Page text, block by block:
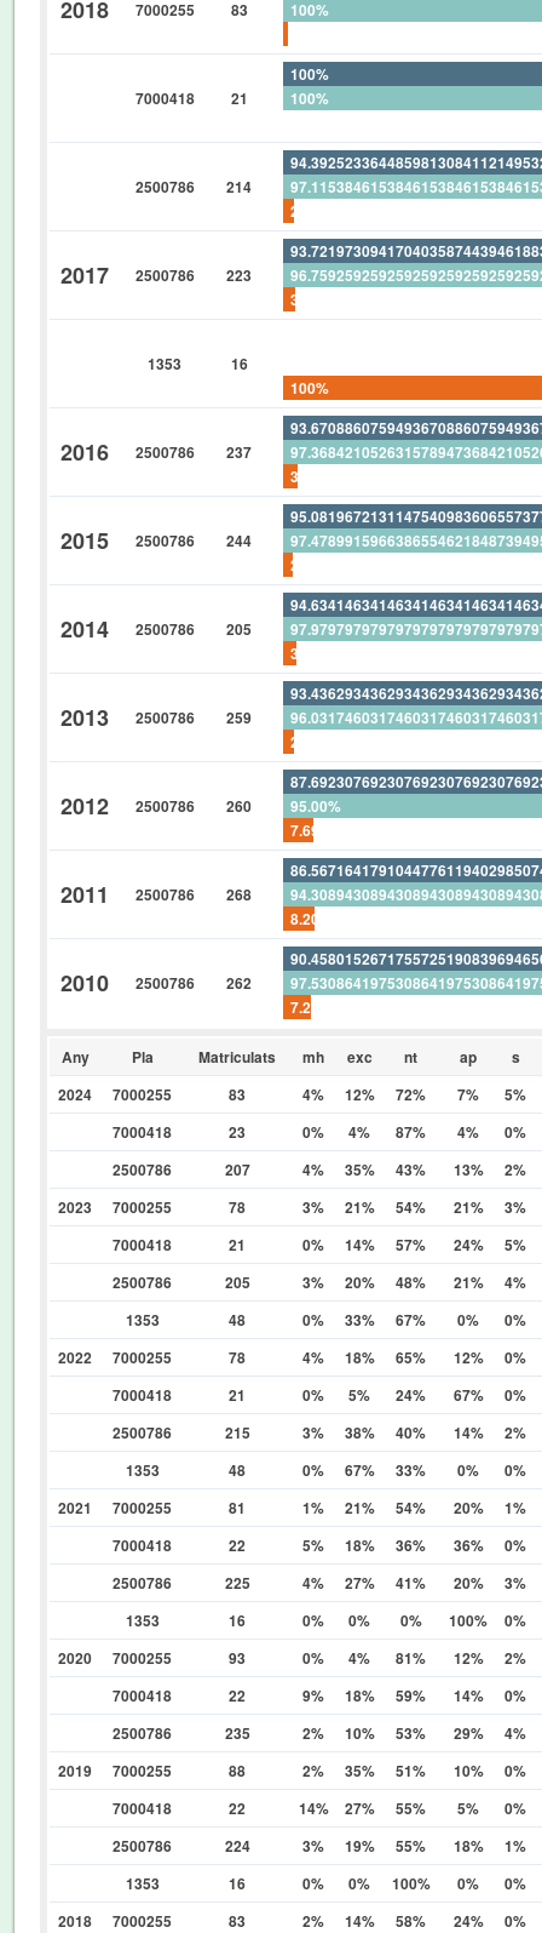
2018 7000255 83
100%
7000418 21
100%
100%
2500786 214
2017 2500786 223
1353 16
100%
2016 2500786 237
2015 2500786 244
2014 2500786 205
2013 2500786 259
2012 2500786 260
95.00%
2011 2500786 268
2010 2500786 262
Any Pla Matriculats mh exc nt ap
s
2024
7000255 83 4% 12% 72% 7%
5%
7000418
23 0% 4% 87% 4%
0%
2500786
207 4% 35% 43% 13%
2%
2023
7000255 78 3% 21% 54% 21%
3%
7000418
21 0% 14% 57% 24%
5%
2500786
205 3% 20% 48% 21%
4%
1353
48 0% 33% 67% 0%
0%
2022
7000255 78 4% 18% 65% 12%
0%
7000418
21 0% 5% 24% 67%
0%
2500786
215 3% 38% 40% 14%
2%
1353
48 0% 67% 33% 0%
0%
2021
7000255 81 1% 21% 54% 20%
1%
7000418
22 5% 18% 36% 36%
0%
2500786
225 4% 27% 41% 20%
3%
1353
16 0% 0% 0% 100%
0%
2020
7000255 93 0% 4% 81% 12%
2%
7000418
22 9% 18% 59% 14%
0%
2500786
235 2% 10% 53% 29%
4%
2019
7000255 88 2% 35% 51% 10%
0%
7000418
22 14% 27% 55% 5%
0%
2500786
224 3% 19% 55% 18%
1%
1353
16 0% 0% 100% 0%
0%
2018
7000255 83 2% 14% 58% 24%
0%